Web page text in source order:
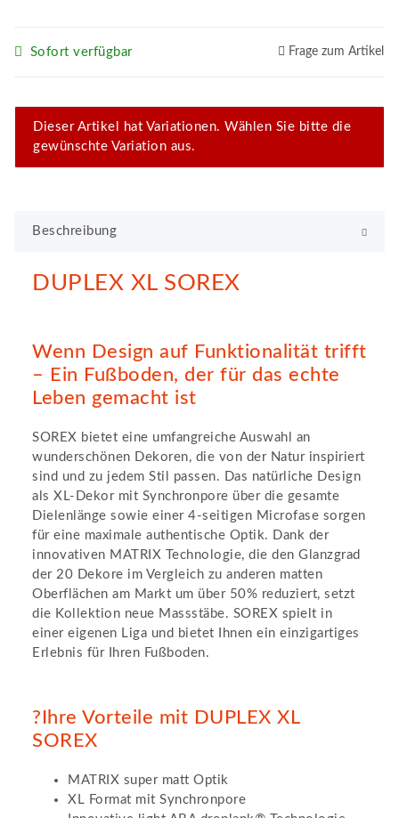
Sofort verfügbar Frage zum Artikel
x
Dieser Artikel hat Variationen. Wählen Sie bitte die
gewünschte Variation aus.
Beschreibung
DUPLEX XL SOREX
Wenn Design auf Funktionalität trifft
– Ein Fußboden, der für das echte
Leben gemacht ist
SOREX bietet eine umfangreiche Auswahl an
wunderschönen Dekoren, die von der Natur inspiriert
sind und zu jedem Stil passen. Das natürliche Design
als XL-Dekor mit Synchronpore über die gesamte
Dielenlänge sowie einer 4-seitigen Microfase sorgen
für eine maximale authentische Optik. Dank der
innovativen MATRIX Technologie, die den Glanzgrad
der 20 Dekore im Vergleich zu anderen matten
Oberflächen am Markt um über 50% reduziert, setzt
die Kollektion neue Massstäbe. SOREX spielt in
einer eigenen Liga und bietet Ihnen ein einzigartiges
Erlebnis für Ihren Fußboden.
?Ihre Vorteile mit DUPLEX XL
SOREX
MATRIX super matt Optik
XL Format mit Synchronpore